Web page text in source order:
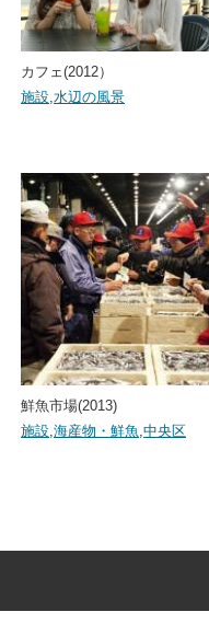
カフェ(2012）
施設,水辺の風景
鮮魚市場(2013)
施設,海産物・鮮魚,中央区